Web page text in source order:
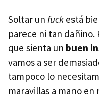
Soltar un fuck está
parece ni tan dañino.
que sienta un buen
vamos a ser
tampoco lo
maravillas a mano